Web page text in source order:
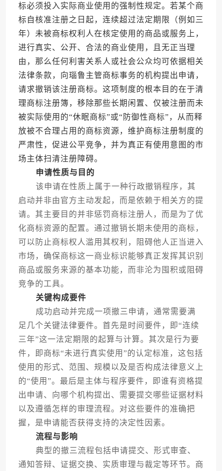
标必须投入实际商业使用的强制性规定。若某个商
标自核准注册之日起，连续超过法定期限（例如三
年）未被商标权利人在核定使用的商品或服务上，
进行真实、公开、合法的商业使用，且无正当理
由，那么任何利害关系人或社会公众均可依据相关
法律条款，向瑙鲁主管商标事务的机构提出申请，
请求撤销该注册商标。这项制度的根本目的在于清
理商标注册簿，移除那些长期闲置、仅被注册而未
被实际使用的“休眠商标”或“防御性商标”，从而释
放被不合理占用的商标资源，维护商标注册制度的
严肃性，促进公平竞争，并为真正有使用意图的市
场主体扫清注册障碍。
申请性质与目的
该申请在性质上属于一种行政撤销程序，其
启动并非由官方主动发起，而是依赖于相关方的提
请。其主要目的并非惩罚商标注册人，而是为了优
化商标资源的配置。通过撤销长期未使用的商标，
可以防止商标权人滥用其权利，阻碍他人正当进入
市场，确保商标这一商业标识能够真正发挥其识别
商品或服务来源的基本功能，而非沦为囤积或阻碍
竞争的工具。
关键构成要件
成功启动并完成一项撤三申请，通常需要满
足几个关键法律要件。首先是时间要件，即“连续
三年”这一法定期限的起算与计算。其次是行为要
件，即商标“未进行真实使用”的认定标准，这包括
使用的形式、范围、规模以及是否构成法律意义上
的“使用”。最后是主体与程序要件，即谁有资格提
出申请、向哪个机构提出、需要提交哪些证据材料
以及遵循怎样的审理流程。对这些要件的准确把
握，是申请能否获得支持的决定性因素。
流程与影响
典型的撤三流程包括申请提交、形式审查、
通知答辩、证据交换、实质审理与裁定等环节。商